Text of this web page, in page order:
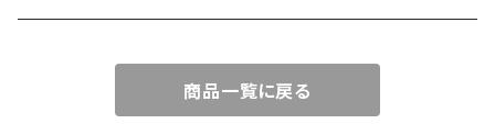
商品一覧に戻る